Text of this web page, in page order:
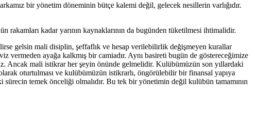
bir yönetim döneminin bütçe kalemi değil, gelecek nesillerin varlığıdır.
kadar yarının kaynaklarının da bugünden tüketilmesi ihtimalidir.
gelsin mali disiplin, şeffaflık ve hesap verilebilirlik değişmeyen kurallar
ayağa kalkmış bir camiadır. Aynı basireti bugün de göstereceğimize
Ancak mali istikrar her şeyin önünde gelmelidir. Kulübümüzün son yıllardaki
oturtulması ve kulübümüzün istikrarlı, öngörülebilir bir finansal yapıya
temek önceliği olmalıdır. Bu tek bir yönetimin değil kulübün tamamının